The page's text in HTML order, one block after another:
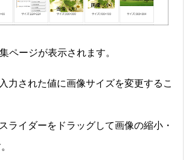
ページが表示されます。
力された値に画像サイズを変更するこ
ライダーをドラッグして画像の縮小・